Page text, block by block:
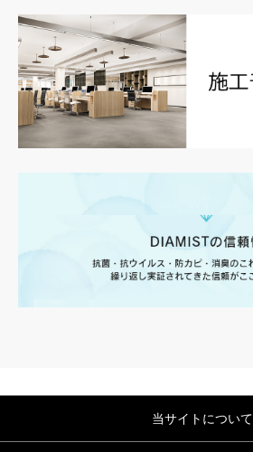
当サイトについて